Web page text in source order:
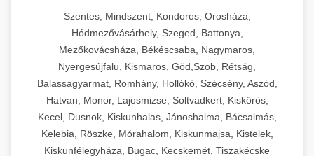
Szentes, Mindszent, Kondoros, Orosháza,
Hódmezővásárhely, Szeged, Battonya,
Mezőkovácsháza, Békéscsaba, Nagymaros,
Nyergesújfalu, Kismaros, Göd,Szob, Rétság,
Balassagyarmat, Romhány, Hollókő, Szécsény, Aszód,
Hatvan, Monor, Lajosmizse, Soltvadkert, Kiskőrös,
Kecel, Dusnok, Kiskunhalas, Jánoshalma, Bácsalmás,
Kelebia, Röszke, Mórahalom, Kiskunmajsa, Kistelek,
Kiskunfélegyháza, Bugac, Kecskemét, Tiszakécske